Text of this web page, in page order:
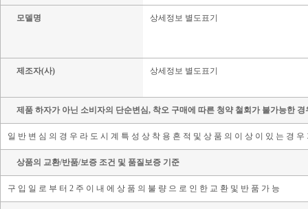
모델명 상세정보 별도표기
제조자(사) 상세정보 별도표기
제품 하자가 아닌 소비자의 단순변심, 착오 구매에 따른 청약 철회가 불가능한
일 반 변 심 의 경 우 라 도 시 계 특 성 상 착 용 흔 적 및 상 품 의 이 상 이 있 는 경 우
상품의 교환/반품/보증 조건 및 품질보증 기준
구 입 일 로 부 터 2 주 이 내 에 상 품 의 불 량 으 로 인 한 교 환 및 반 품 가 능